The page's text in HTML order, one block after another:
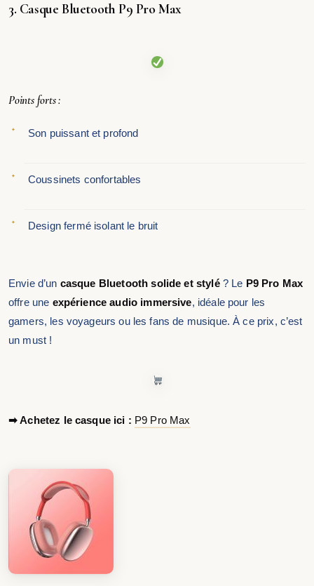
3. Casque Bluetooth P9 Pro Max
Points forts :
Son puissant et profond
Coussinets confortables
Design fermé isolant le bruit
Envie d’un casque Bluetooth solide et stylé? Le P9 Pro Max
offre une expérience audio immersive, idéale pour les
gamers, les voyageurs ou les fans de musique. À ce prix, c’est
un must !
➡ Achetez le casque ici : P9 Pro Max